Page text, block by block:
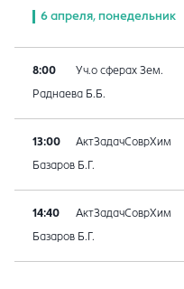
6 апреля, понедельник
8:00 Уч.о сферах Зем.
Раднаева Б.Б.
13:00 АктЗадачСоврХим
Базаров Б.Г.
14:40 АктЗадачСоврХим
Базаров Б.Г.